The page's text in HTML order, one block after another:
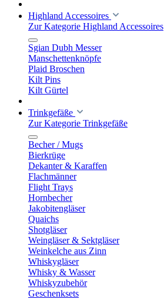
Highland Accessoires
Zur Kategorie Highland Accessoires
Sgian Dubh Messer
Manschettenknöpfe
Plaid Broschen
Kilt Pins
Kilt Gürtel
Trinkgefäße
Zur Kategorie Trinkgefäße
Becher / Mugs
Bierkrüge
Dekanter & Karaffen
Flachmänner
Flight Trays
Hornbecher
Jakobitengläser
Quaichs
Shotgläser
Weingläser & Sektgläser
Weinkelche aus Zinn
Whiskygläser
Whisky & Wasser
Whiskyzubehör
Geschenksets